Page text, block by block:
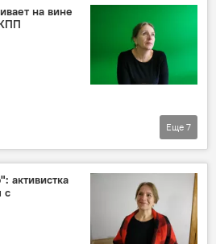
Общество
на вине
Мядининкай
В Литве
Литва
Еще 7
активистка
с